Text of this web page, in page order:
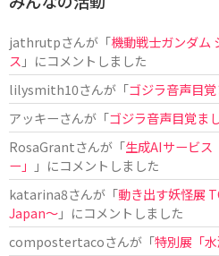
jathrutpさんが「機動戦士ガンダム
ス 」にコメントしました
lilysmith10さんが「ゴジラ音声目
アッキーさんが「ゴジラ音声目覚ま
RosaGrantさんが「生成AIサービス
ー」
」にコメントしました
katarina8さんが「動き出す妖怪展
Japan〜」にコメントしました
compostertacoさんが「特別展「水